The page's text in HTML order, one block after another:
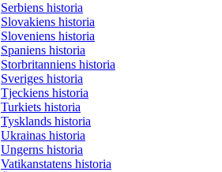
Serbiens historia
Slovakiens historia
Sloveniens historia
Spaniens historia
Storbritanniens historia
Sveriges historia
Tjeckiens historia
Turkiets historia
Tysklands historia
Ukrainas historia
Ungerns historia
Vatikanstatens historia